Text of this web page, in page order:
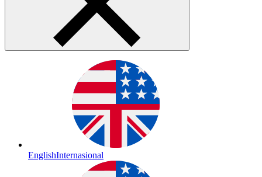
EnglishInternasional